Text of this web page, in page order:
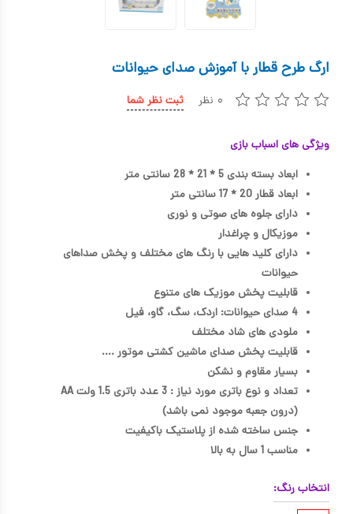
ارگ طرح قطار با آموزش صدای حیوانات
۰ نظر ثبت نظر شما
ویژگی های اسباب بازی
ابعاد بسته بندی 5 * 21 * 28 سانتی متر
ابعاد قطار 20 * 17 سانتی متر
دارای جلوه های صوتی و نوری
موزیکال و چراغدار
دارای کلید هایی با رنگ های مختلف و پخش صداهای
حیوانات
قابلیت پخش موزیک های متنوع
4 صدای حیوانات: اردک، سگ، گاو، فیل
ملودی های شاد مختلف
قابلیت پخش صدای ماشین کشتی موتور ....
بسیار مقاوم و نشکن
تعداد و نوع باتری مورد نیاز : 3 عدد باتری 1.5 ولت AA
(درون جعبه موجود نمی باشد)
جنس ساخته شده از پلاستیک باکیفیت
مناسب 1 سال به بالا
انتخاب رنگ: